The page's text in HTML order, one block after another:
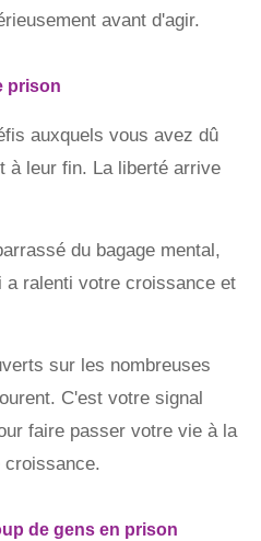
avant d'agir.
prison
auxquels vous avez dû
à leur fin. La liberté arrive
du bagage mental,
a ralenti votre croissance et
sur les nombreuses
C'est votre signal
faire passer votre vie à la
croissance.
de gens en prison